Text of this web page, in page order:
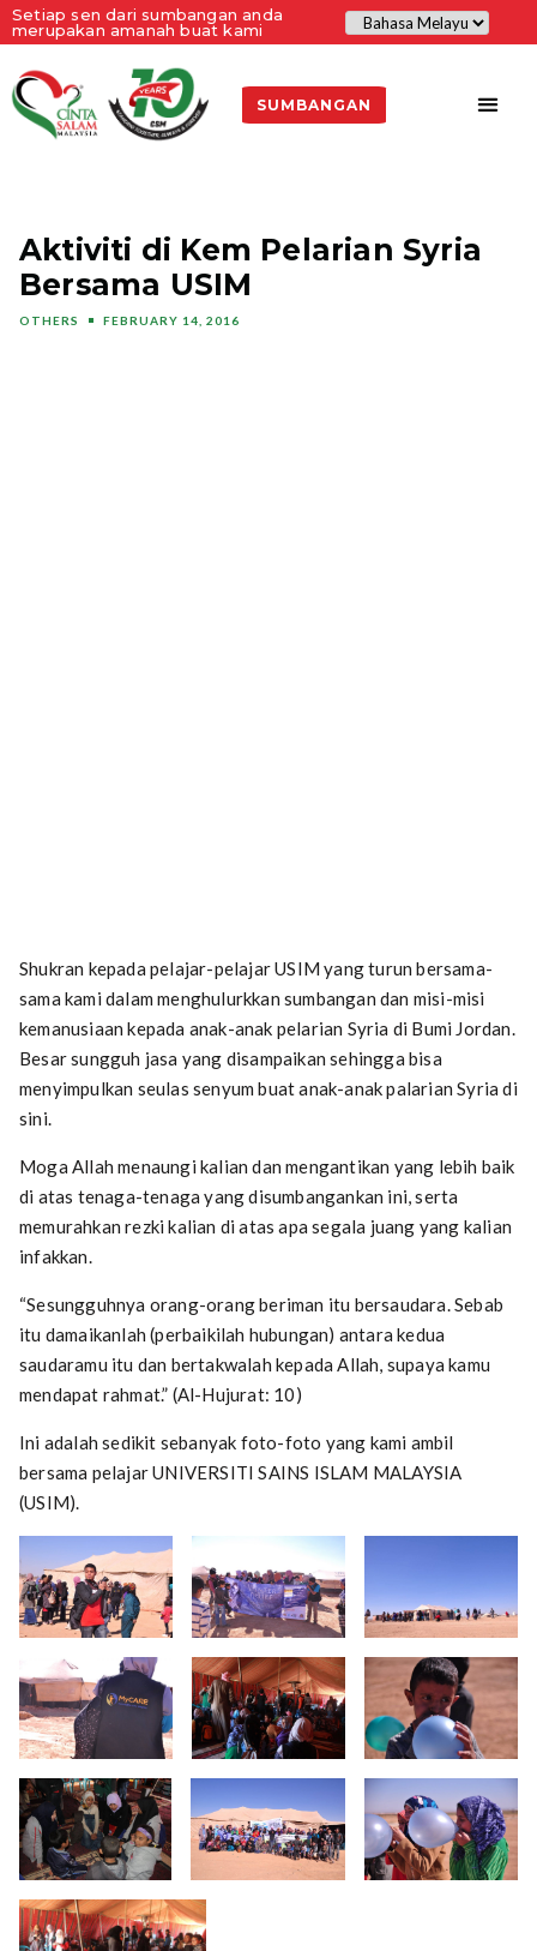
Setiap sen dari sumbangan anda
merupakan amanah buat kami
SUMBANGAN
Aktiviti di Kem Pelarian Syria
Bersama USIM
OTHERS FEBRUARY 14, 2016
Shukran kepada pelajar-pelajar USIM yang turun bersama-
sama kami dalam menghulurkkan sumbangan dan misi-misi
kemanusiaan kepada anak-anak pelarian Syria di Bumi Jordan.
Besar sungguh jasa yang disampaikan sehingga bisa
menyimpulkan seulas senyum buat anak-anak palarian Syria di
sini.
Moga Allah menaungi kalian dan mengantikan yang lebih baik
di atas tenaga-tenaga yang disumbangankan ini, serta
memurahkan rezki kalian di atas apa segala juang yang kalian
infakkan.
“Sesungguhnya orang-orang beriman itu bersaudara. Sebab
itu damaikanlah (perbaikilah hubungan) antara kedua
saudaramu itu dan bertakwalah kepada Allah, supaya kamu
mendapat rahmat.” (Al-Hujurat: 10)
Ini adalah sedikit sebanyak foto-foto yang kami ambil
bersama pelajar UNIVERSITI SAINS ISLAM MALAYSIA
(USIM).